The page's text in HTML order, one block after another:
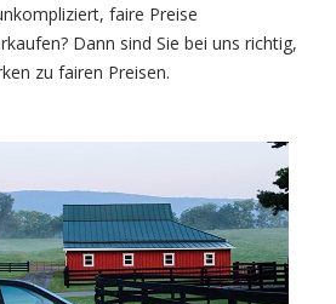
faire Preise
Dann sind Sie bei uns richtig,
zu fairen Preisen.
Verkauf